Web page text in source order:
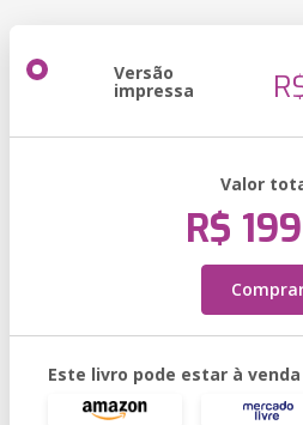
Versão
impressa
Valor
R$
Este livro pode estar à venda